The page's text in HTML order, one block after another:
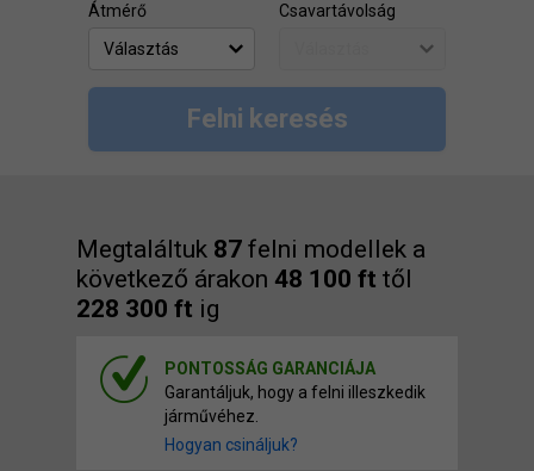
Átmérő Csavartávolság
Felni keresés
Megtaláltuk 87 felni modellek a
következő árakon 48 100 ft től
228 300 ft ig
PONTOSSÁG GARANCIÁJA
Garantáljuk, hogy a felni illeszkedik
járművéhez.
Hogyan csináljuk?